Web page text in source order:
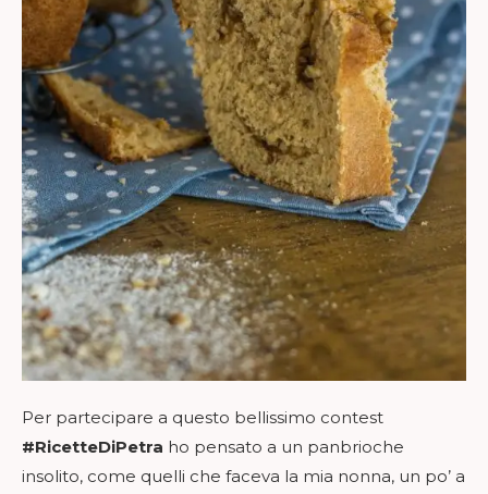
Per partecipare a questo bellissimo contest
#RicetteDiPetra ho pensato a un panbrioche
insolito, come quelli che faceva la mia nonna, un po’ a